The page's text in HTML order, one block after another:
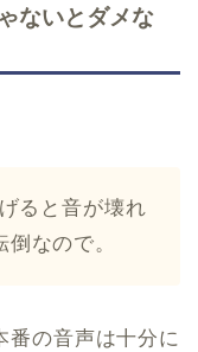
ないとダメな
ると音が壊れ
なので。
番の音声は十分に